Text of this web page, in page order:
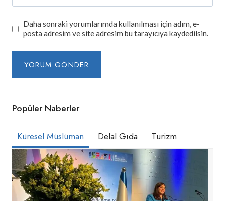
Daha sonraki yorumlarımda kullanılması için adım, e-
posta adresim ve site adresim bu tarayıcıya kaydedilsin.
Popüler Naberler
Küresel Müslüman Delal Gıda Turizm